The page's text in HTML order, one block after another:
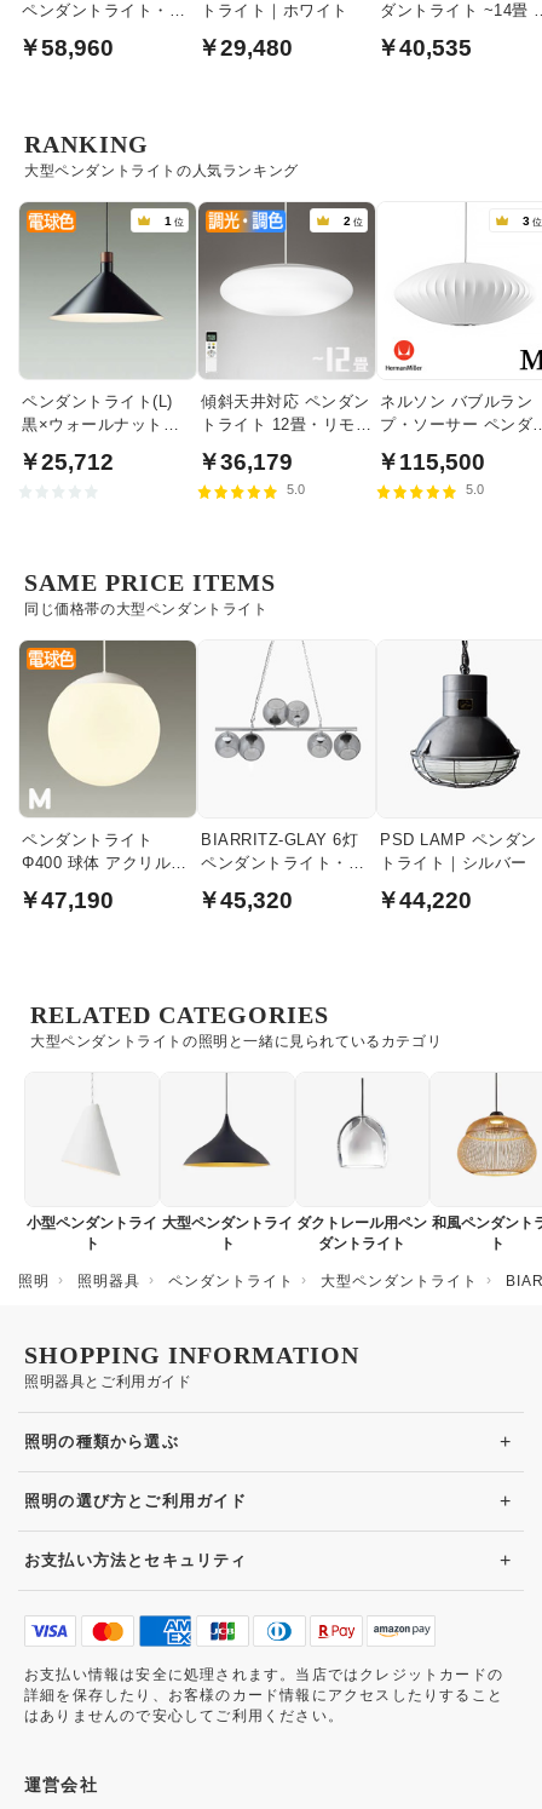
ペンダントライト・コ
ク
￥58,960
トライト｜ホワイト
￥29,480
ダントライト ~14畳
ング式
￥40,535
大型ペンダントライトの人気ランキング
RANKING
1 位
ペンダントライト(L)
黒×ウォールナット色
￥25,712
2 位
傾斜天井対応 ペンダン
トライト 12畳・リモコ
￥36,179
5.0
3 位
ネルソン バブルラン
プ・ソーサー ペンダ
｜ハーマンミラー
￥115,500
5.0
同じ価格帯の大型ペンダントライト
SAME PRICE ITEMS
ペンダントライト
Φ400 球体 アクリル
向け
￥47,190
BIARRITZ-GLAY 6灯
ペンダントライト・グ
￥45,320
PSD LAMP ペンダン
トライト｜シルバー
￥44,220
大型ペンダントライトの照明と一緒に見られているカテゴリ
RELATED CATEGORIES
小型ペンダントライ
ト
大型ペンダントライ
ト
ダクトレール用ペン
ダントライト
和風ペンダント
ト
照明 照明器具 ペンダントライト 大型ペンダントライト
照明器具とご利用ガイド
SHOPPING INFORMATION
照明の種類から選ぶ +
照明の選び方とご利用ガイド +
お支払い方法とセキュリティ +
お支払い情報は安全に処理されます。当店ではクレジットカードの
詳細を保存したり、お客様のカード情報にアクセスしたりすること
はありませんので安心してご利用ください。
運営会社